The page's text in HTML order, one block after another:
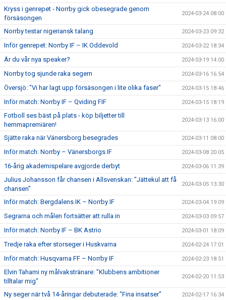
Kryss i genrepet - Norrby gick obesegrade genom
försäsongen
2024-03-24 08:00
Norrby testar nigeriansk talang 2024-03-23 09:32
Inför genrepet: Norrby IF – IK Oddevold 2024-03-22 18:34
Är du vår nya speaker? 2024-03-19 14:00
Norrby tog sjunde raka segern 2024-03-16 16:54
Översjö: "Vi har lagt upp försäsongen i lite olika faser" 2024-03-15 18:46
Inför match: Norrby IF – Qviding FIF 2024-03-15 18:19
Fotboll ses bäst på plats - köp biljetter till
hemmapremiären!
2024-03-13 16:00
Sjätte raka när Vänersborg besegrades 2024-03-11 08:00
Inför match: Norrby – Vänersborgs IF 2024-03-08 20:05
16-årig akademispelare avgjorde derbyt 2024-03-06 11:39
Julius Johansson får chansen i Allsvenskan: "Jättekul att få
chansen"
2024-03-05 13:30
Inför match: Bergdalens IK – Norrby IF 2024-03-04 19:09
Segrarna och målen fortsätter att rulla in 2024-03-03 09:57
Inför match: Norrby IF – BK Astrio 2024-03-01 18:09
Tredje raka efter storseger i Huskvarna 2024-02-24 17:01
Inför match: Husqvarna FF – Norrby IF 2024-02-23 18:51
Elvin Tahami ny målvakstränare: "Klubbens ambitioner
tilltalar mig"
2024-02-20 11:53
Ny seger när två 14-åringar debuterade: "Fina insatser" 2024-02-17 16:34